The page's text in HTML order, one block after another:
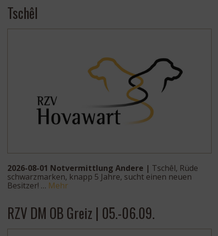
Tschêl
2026-08-01 Notvermittlung Andere | Tschêl, Rüde
schwarzmarken, knapp 5 Jahre, sucht einen neuen
Besitzer! … Mehr
RZV DM OB Greiz | 05.-06.09.